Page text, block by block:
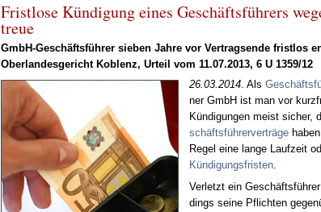
Frist­lo­se Kün­di­gung ei­nes Ge­schäfts­füh­rers
treue
GmbH-Ge­schäfts­füh­rer sie­ben Jah­re vor Ver­trags­en­de frist­los
Ober­lan­des­ge­richt Ko­blenz, Ur­teil vom 11.07.2013, 6 U 1359/12
26.03.2014. Als
ner GmbH ist man vor
Kün­di­gun­gen meist si­cher,
schäfts­füh­rer­ver­trä­geha­ben
Re­gel ei­ne lan­ge Lauf­zeit
Kün­di­gungs­fris­ten.
Ver­letzt ein
dings sei­ne Pflich­ten